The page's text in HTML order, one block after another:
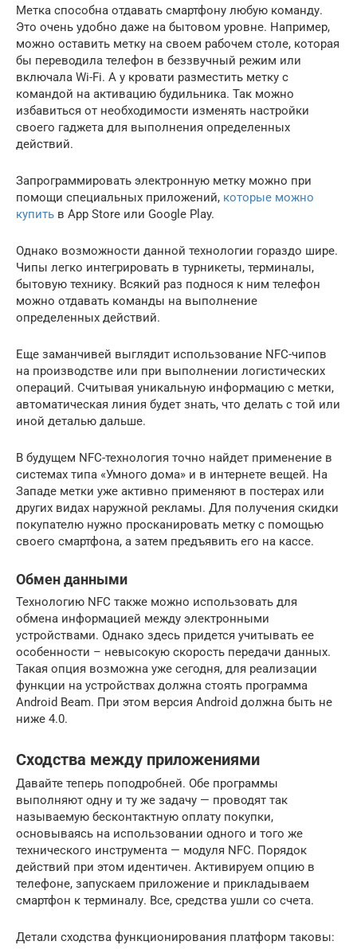
Метка способна отдавать смартфону любую команду.
Это очень удобно даже на бытовом уровне. Например,
можно оставить метку на своем рабочем столе, которая
бы переводила телефон в беззвучный режим или
включала Wi-Fi. А у кровати разместить метку с
командой на активацию будильника. Так можно
избавиться от необходимости изменять настройки
своего гаджета для выполнения определенных
действий.
Запрограммировать электронную метку можно при
помощи специальных приложений, которые можно
купить в App Store или Google Play.
Однако возможности данной технологии гораздо шире.
Чипы легко интегрировать в турникеты, терминалы,
бытовую технику. Всякий раз поднося к ним телефон
можно отдавать команды на выполнение
определенных действий.
Еще заманчивей выглядит использование NFC-чипов
на производстве или при выполнении логистических
операций. Считывая уникальную информацию с метки,
автоматическая линия будет знать, что делать с той или
иной деталью дальше.
В будущем NFC-технология точно найдет применение в
системах типа «Умного дома» и в интернете вещей. На
Западе метки уже активно применяют в постерах или
других видах наружной рекламы. Для получения скидки
покупателю нужно просканировать метку с помощью
своего смартфона, а затем предъявить его на кассе.
Обмен данными
Технологию NFC также можно использовать для
обмена информацией между электронными
устройствами. Однако здесь придется учитывать ее
особенности – невысокую скорость передачи данных.
Такая опция возможна уже сегодня, для реализации
функции на устройствах должна стоять программа
Android Beam. При этом версия Android должна быть не
ниже 4.0.
Сходства между приложениями
Давайте теперь поподробней. Обе программы
выполняют одну и ту же задачу — проводят так
называемую бесконтактную оплату покупки,
основываясь на использовании одного и того же
технического инструмента — модуля NFC. Порядок
действий при этом идентичен. Активируем опцию в
телефоне, запускаем приложение и прикладываем
смартфон к терминалу. Все, средства ушли со счета.
Детали сходства функционирования платформ таковы: